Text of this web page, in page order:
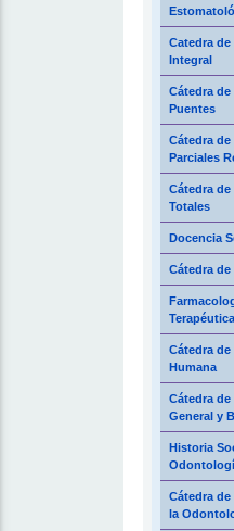
Catedra
Integral
Cátedra
Puentes
Cátedra
Parciales
Cátedra
Totales
Docencia
Cátedra
Terapéutica
Cátedra
Humana
Cátedra
General y
Historia
Cátedra
la